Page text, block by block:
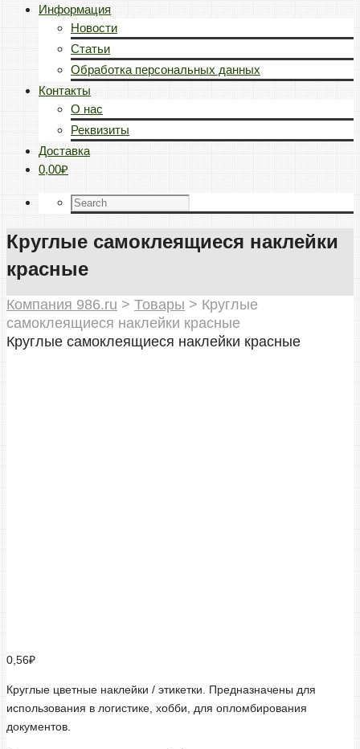
Информация
Новости
Статьи
Обработка персональных данных
Контакты
О нас
Реквизиты
Доставка
0,00₽
Круглые самоклеящиеся наклейки
красные
Компания 986.ru > Товары > Круглые
самоклеящиеся наклейки красные
Круглые самоклеящиеся наклейки красные
0,56₽
Круглые цветные наклейки / этикетки. Предназначены для
использования в логистике, хобби, для опломбирования
документов.